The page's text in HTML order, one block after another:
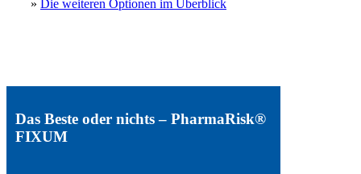
» Die weiteren Optionen im Überblick
Das Beste oder nichts – PharmaRisk®
FIXUM